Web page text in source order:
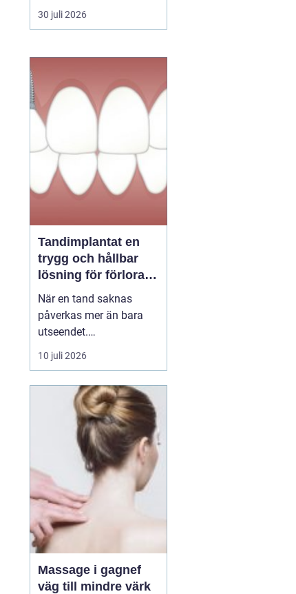
teknik och medicinsk
kunskap. Bakom varje
eller protes står ett
estetik, funktion och
långsiktig hållbarhet
vägs samman. När klinik
och labb sa...
30 juli 2026
Tandimplantat en
trygg och hållbar
lösning för förlorade
tänder
När en tand saknas
påverkas mer än bara
utseendet.
Tuggfunktionen
försämras, leendet
blir osäkra i sociala
sammanhang.
tandimplantathar under
de senaste åren blivit en
10 juli 2026
Massage i gagnef
väg till mindre värk